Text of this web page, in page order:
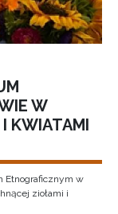
W
KWIATAMI
Etnograficznym w
ziołami i